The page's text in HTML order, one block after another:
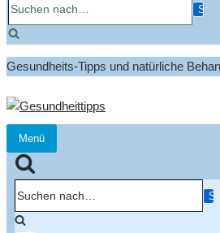
Gesundheits-Tipps und natürliche
Menü
Navigation
umschalten